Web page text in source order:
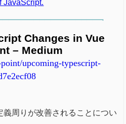
JavaScript.
Changes in Vue
– Medium
upcoming-typescript-
義周りが改善されることについ